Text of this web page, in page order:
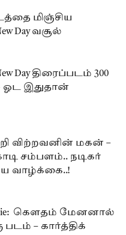
மிஞ்சிய
Day வசூல்
Day திரைப்படம் 300
ஓட இதுதான்
விற்றவனின் மகன் –
சம்பளம்.. நடிகர்
வாழ்க்கை..!
Movie: கௌதம் மேனனால்
– கார்த்திக்